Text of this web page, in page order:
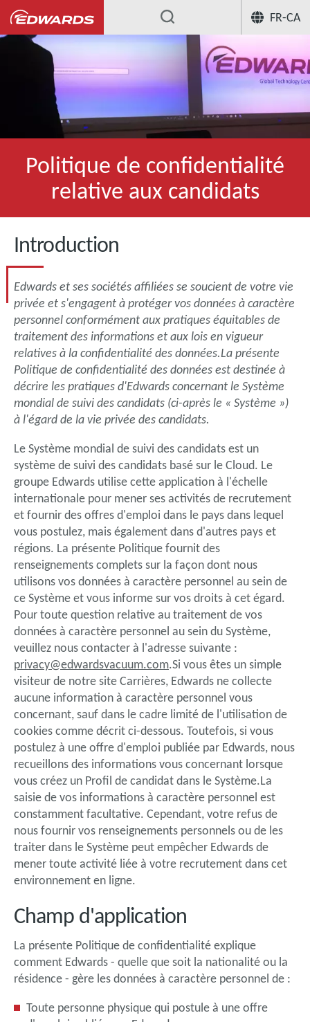
FR-CA
Politique de confidentialité
relative aux candidats
Introduction
Edwards et ses sociétés affiliées se soucient de votre vie
privée et s'engagent à protéger vos données à caractère
personnel conformément aux pratiques équitables de
traitement des informations et aux lois en vigueur
relatives à la confidentialité des données.La présente
Politique de confidentialité des données est destinée à
décrire les pratiques d'Edwards concernant le Système
mondial de suivi des candidats (ci-après le « Système »)
à l'égard de la vie privée des candidats.
Le Système mondial de suivi des candidats est un
système de suivi des candidats basé sur le Cloud. Le
groupe Edwards utilise cette application à l'échelle
internationale pour mener ses activités de recrutement
et fournir des offres d'emploi dans le pays dans lequel
vous postulez, mais également dans d'autres pays et
régions. La présente Politique fournit des
renseignements complets sur la façon dont nous
utilisons vos données à caractère personnel au sein de
ce Système et vous informe sur vos droits à cet égard.
Pour toute question relative au traitement de vos
données à caractère personnel au sein du Système,
veuillez nous contacter à l'adresse suivante :
privacy@edwardsvacuum.com.Si vous êtes un simple
visiteur de notre site Carrières, Edwards ne collecte
aucune information à caractère personnel vous
concernant, sauf dans le cadre limité de l'utilisation de
cookies comme décrit ci-dessous. Toutefois, si vous
postulez à une offre d'emploi publiée par Edwards, nous
recueillons des informations vous concernant lorsque
vous créez un Profil de candidat dans le Système.La
saisie de vos informations à caractère personnel est
constamment facultative. Cependant, votre refus de
nous fournir vos renseignements personnels ou de les
traiter dans le Système peut empêcher Edwards de
mener toute activité liée à votre recrutement dans cet
environnement en ligne.
Champ d'application
La présente Politique de confidentialité explique
comment Edwards - quelle que soit la nationalité ou la
résidence - gère les données à caractère personnel de :
Toute personne physique qui postule à une offre